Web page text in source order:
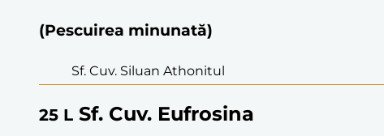
(Pescuirea minunată)
Sf. Cuv. Siluan Athonitul
25 L Sf. Cuv. Eufrosina